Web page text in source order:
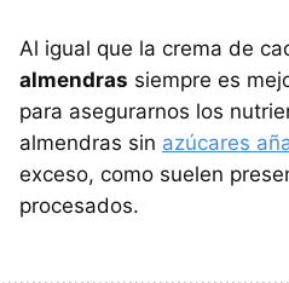
Al igual que la crema de
almendras siempre es
para asegurarnos los
almendras sin azúcares
exceso, como suelen
procesados.